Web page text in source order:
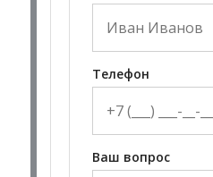
Телефон
Ваш вопрос